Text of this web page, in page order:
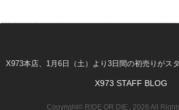
X973本店、1月6日（土）より3日間の初売りがス
X973 STAFF BLOG
Copyright© RIDE OR DIE , 2026 All